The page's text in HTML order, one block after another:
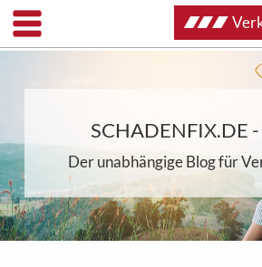
SCHADENFIX.DE
Der unabhängige Blog für